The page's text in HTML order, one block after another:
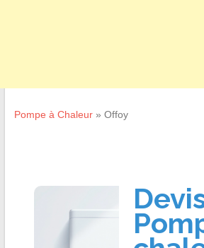
Pompe à Chaleur» Offoy